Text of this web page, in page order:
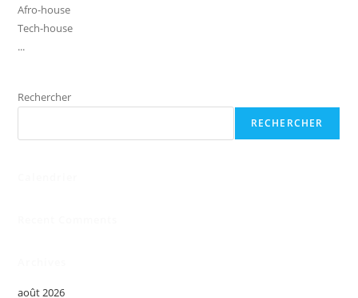
Afro-house
Tech-house
...
Rechercher
RECHERCHER
août 2026